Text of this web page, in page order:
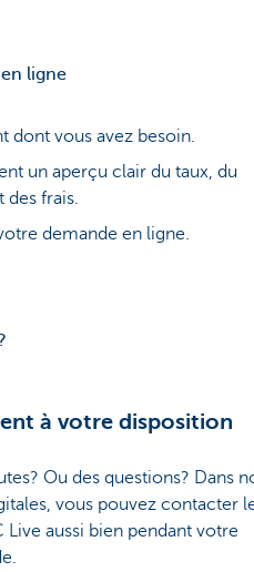
ligne
dont vous avez besoin.
un aperçu clair du taux, du
des frais.
demande en ligne.
à votre disposition
Ou des questions? Dans
vous pouvez contacter
Live aussi bien pendant votre